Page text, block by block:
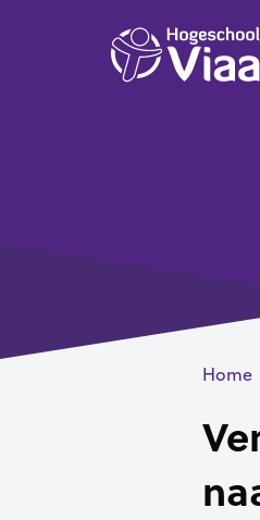
Home